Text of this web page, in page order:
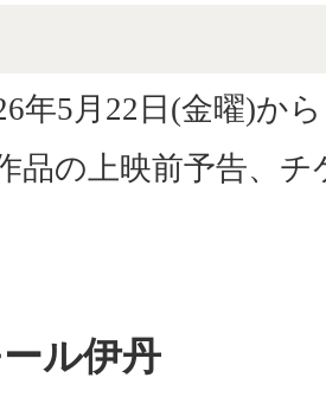
年5月22日(金曜)から
品の上映前予告、
ル伊丹